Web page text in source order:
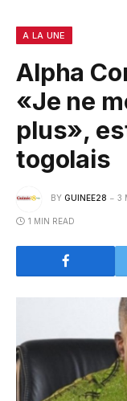
A LA UNE
Alpha
«Je ne
plus»,
togolais
BY GUINEE28 3
1 MIN READ